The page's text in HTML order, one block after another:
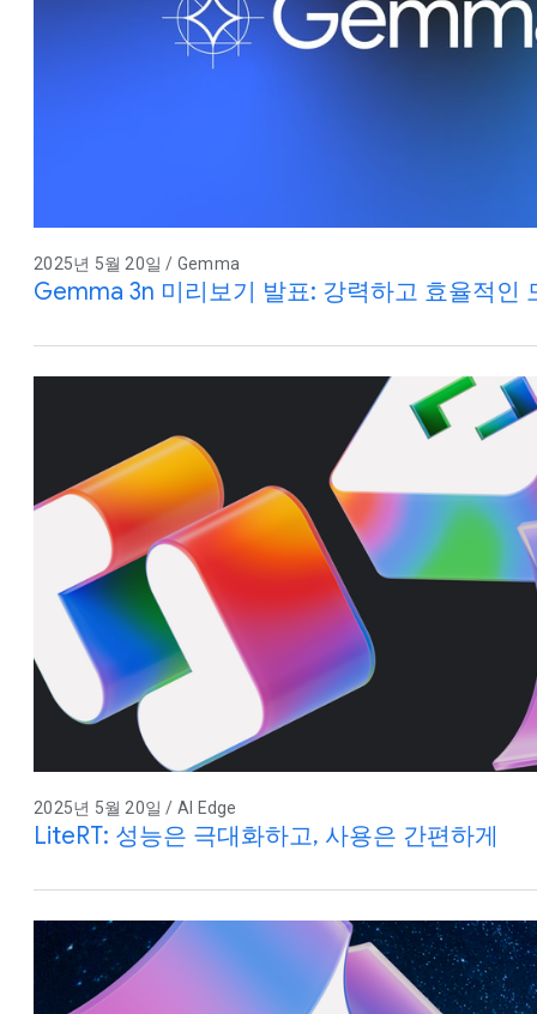
2025년 5월 20일 / Gemma
Gemma 3n 미리보기 발표: 강력하고 효율적인
2025년 5월 20일 / AI Edge
LiteRT: 성능은 극대화하고, 사용은 간편하게